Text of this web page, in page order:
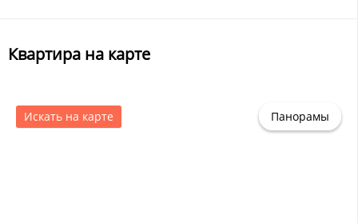
Квартира на карте
Искать на карте Панорамы